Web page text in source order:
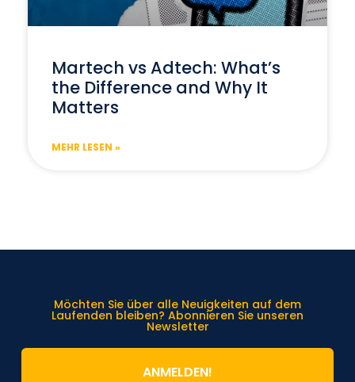
Martech vs Adtech: What’s
the Difference and Why It
Matters
MEHR LESEN »
Möchten Sie über alle Neuigkeiten auf dem
Laufenden bleiben? Abonnieren Sie unseren
Newsletter
ANMELDEN!